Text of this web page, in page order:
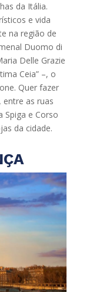
da Itália.
e vida
na região de
Duomo di
Delle Grazie
Ceia” –, o
Quer fazer
entre as ruas
Spiga e Corso
da cidade.